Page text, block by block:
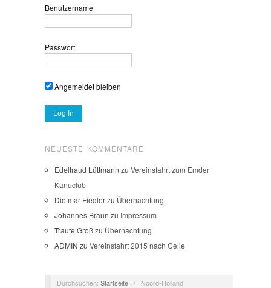
Benutzername
Passwort
Angemeldet bleiben
NEUESTE KOMMENTARE
Edeltraud Lüttmann zu Vereinsfahrt zum Emder
Kanuclub
Dietmar Fiedlerzu Übernachtung
Johannes Braun zu Impressum
Traute Großzu Übernachtung
ADMIN zu Vereinsfahrt 2015 nach Celle
Durchsuchen: Startseite / Noord-Holland